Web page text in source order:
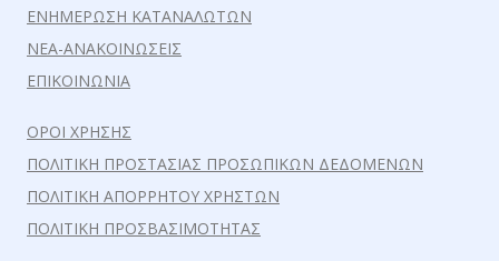
ΕΝΗΜΕΡΩΣΗ ΚΑΤΑΝΑΛΩΤΩΝ
ΝΕΑ-ΑΝΑΚΟΙΝΩΣΕΙΣ
ΕΠΙΚΟΙΝΩΝΙΑ
ΟΡΟΙ ΧΡΗΣΗΣ
ΠΟΛΙΤΙΚΗ ΠΡΟΣΤΑΣΙΑΣ ΠΡΟΣΩΠΙΚΩΝ ΔΕΔΟΜΕΝΩΝ
ΠΟΛΙΤΙΚΗ ΑΠΟΡΡΗΤΟΥ ΧΡΗΣΤΩΝ
ΠΟΛΙΤΙΚΗ ΠΡΟΣΒΑΣΙΜΟΤΗΤΑΣ